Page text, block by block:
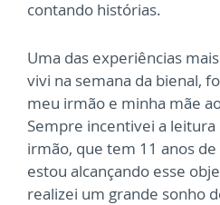
contando histórias.
Uma das experiências
vivi na semana da bienal,
meu irmão e minha mãe
Sempre incentivei a leitura
irmão, que tem 11 anos
estou alcançando esse
realizei um grande sonho